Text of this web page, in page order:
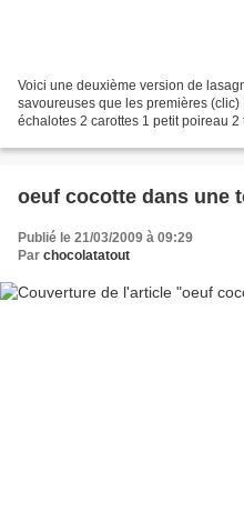
Voici une deuxième version de
savoureuses que les premières
échalotes 2 carottes 1 petit poireau
oeuf cocotte dans une
Publié le 21/03/2009 à 09:29
Par chocolatatout